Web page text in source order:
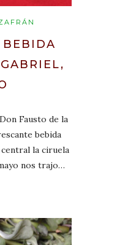
Fausto de la
bebida
la ciruela
nos trajo…